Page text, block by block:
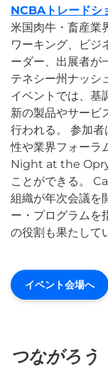
NCBAトレード
米国肉牛・畜産業
ワーキング、ビジ
ーダー、出展者が
テネシー州ナッシ
イベントでは、基
新の製品やサービ
行われる。 参加
性や業界フォーラ
Night at the Opry
ことができる。
組織が年次会議を
ー・プログラムを
の役割も果たして
イベント会場へ
つながろう